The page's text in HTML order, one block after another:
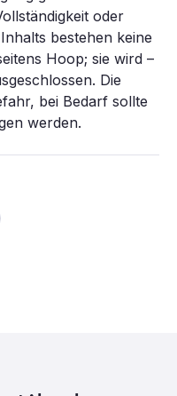
oder
bestehen keine
Hoop; sie wird –
Die
bei Bedarf sollte
werden.